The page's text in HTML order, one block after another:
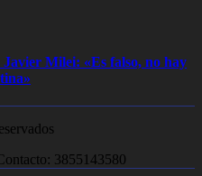
Milei: «Es falso, no hay
3855143580